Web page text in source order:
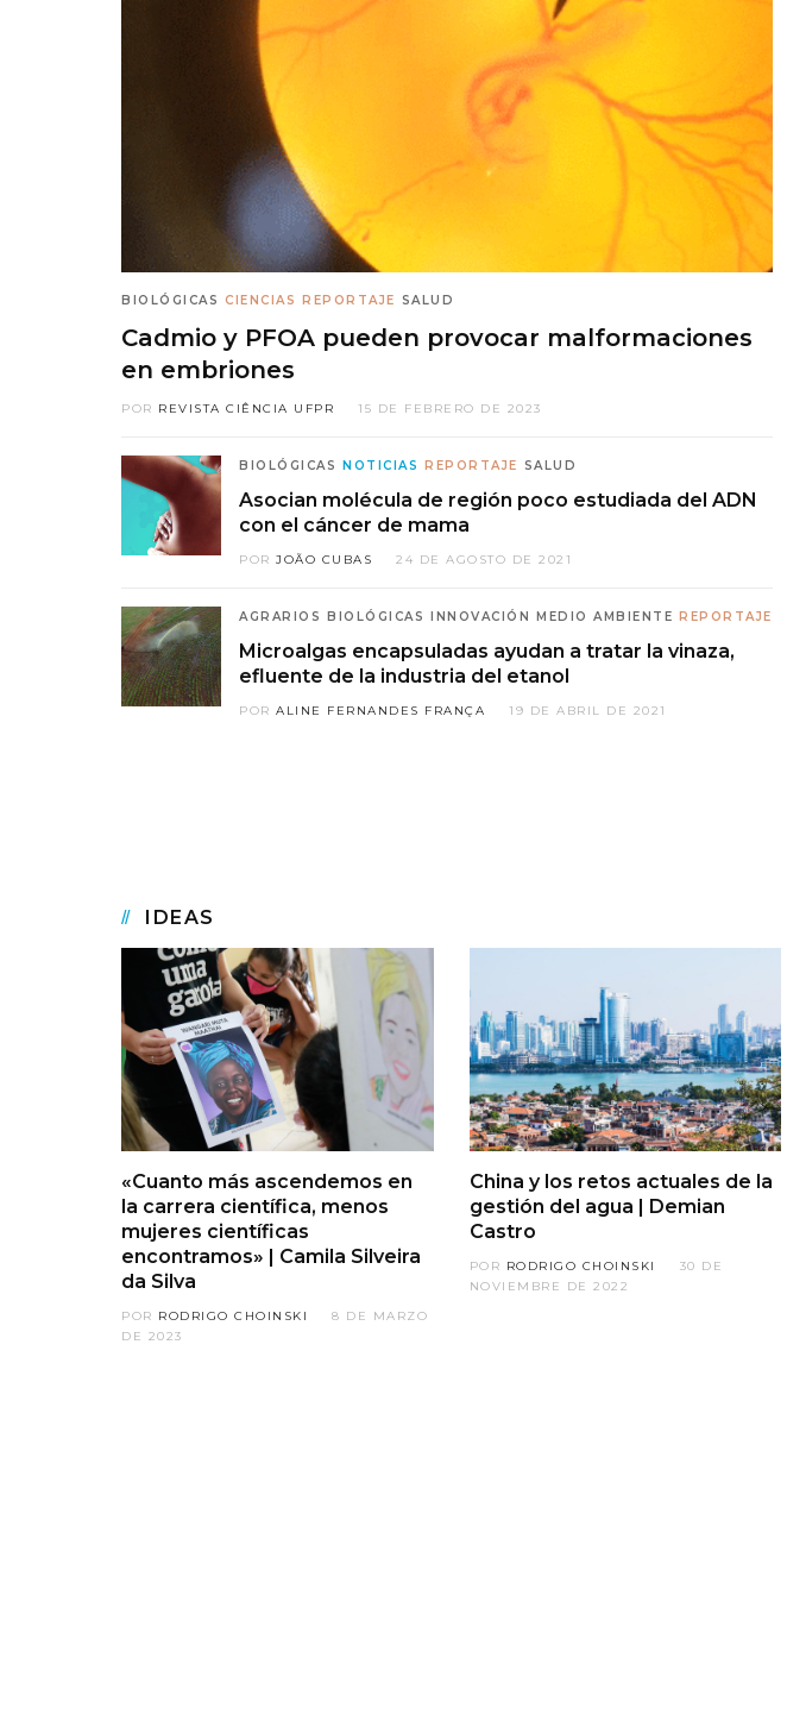
BIOLÓGICAS CIENCIAS REPORTAJE SALUD
Cadmio y PFOA pueden provocar malformaciones
en embriones
POR REVISTA CIÊNCIA UFPR 15 DE FEBRERO DE 2023
BIOLÓGICAS NOTICIAS REPORTAJE SALUD
Asocian molécula de región poco estudiada del ADN
con el cáncer de mama
POR JOÃO CUBAS 24 DE AGOSTO DE 2021
AGRARIOS BIOLÓGICAS INNOVACIÓN MEDIO AMBIENTE REPORTAJE
Microalgas encapsuladas ayudan a tratar la vinaza,
efluente de la industria del etanol
POR ALINE FERNANDES FRANÇA 19 DE ABRIL DE 2021
IDEAS
«Cuanto más ascendemos en
la carrera científica, menos
mujeres científicas
encontramos» | Camila Silveira
da Silva
POR RODRIGO CHOINSKI
8 DE MARZO
DE 2023
China y los retos actuales de la
gestión del agua | Demian
Castro
POR RODRIGO CHOINSKI
30 DE
NOVIEMBRE DE 2022